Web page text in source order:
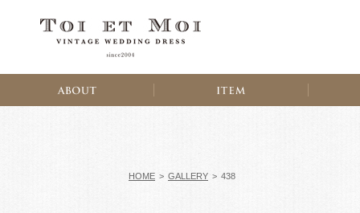
HOME > GALLERY > 438